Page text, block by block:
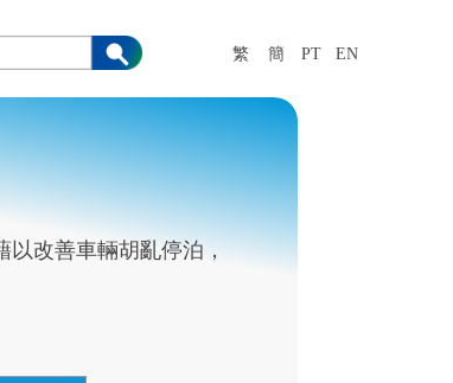
繁 簡 PT EN
改善車輛胡亂停泊，